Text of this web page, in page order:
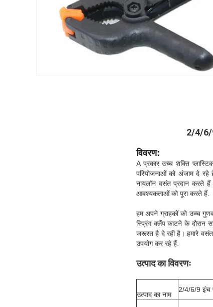
2/4/6/
विवरण:
A प्रकार उच्च शक्ति
परियोजनाओं को अंजाम दे रहे
नायलॉन वसंत प्रदान करते
आवश्यकताओं को पूरा करते हैं.
हम अपने ग्राहकों को उच्च
स्प्रिंग क्लैंप काटने के दौरान
जरूरत है दे रही है। हमारे
उपयोग कर रहे हैं.
उत्पाद का विवरणः
उत्पाद का नाम
2/4/6/9 इंच